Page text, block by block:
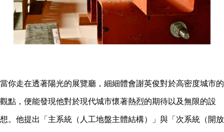
當你走在透著陽光的展覽廳，細細體會謝英俊對於高密度城市的
觀點，便能發現他對於現代城市懷著熱烈的期待以及無限的設
想。他提出「主系統（人工地盤主體結構）」與「次系統（開放